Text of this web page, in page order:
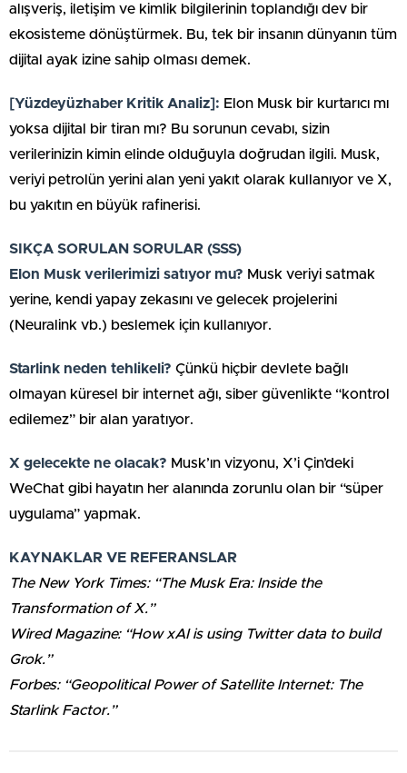
alışveriş, iletişim ve kimlik bilgilerinin toplandığı dev bir
ekosisteme dönüştürmek. Bu, tek bir insanın dünyanın tüm
dijital ayak izine sahip olması demek.
[Yüzdeyüzhaber Kritik Analiz]: Elon Musk bir kurtarıcı mı
yoksa dijital bir tiran mı? Bu sorunun cevabı, sizin
verilerinizin kimin elinde olduğuyla doğrudan ilgili. Musk,
veriyi petrolün yerini alan yeni yakıt olarak kullanıyor ve X,
bu yakıtın en büyük rafinerisi.
SIKÇA SORULAN SORULAR (SSS)
Elon Musk verilerimizi satıyor mu? Musk veriyi satmak
yerine, kendi yapay zekasını ve gelecek projelerini
(Neuralink vb.) beslemek için kullanıyor.
Starlink neden tehlikeli? Çünkü hiçbir devlete bağlı
olmayan küresel bir internet ağı, siber güvenlikte “kontrol
edilemez” bir alan yaratıyor.
X gelecekte ne olacak? Musk’ın vizyonu, X’i Çin’deki
WeChat gibi hayatın her alanında zorunlu olan bir “süper
uygulama” yapmak.
KAYNAKLAR VE REFERANSLAR
The New York Times: “The Musk Era: Inside the
Transformation of X.”
Wired Magazine: “How xAI is using Twitter data to build
Grok.”
Forbes: “Geopolitical Power of Satellite Internet: The
Starlink Factor.”